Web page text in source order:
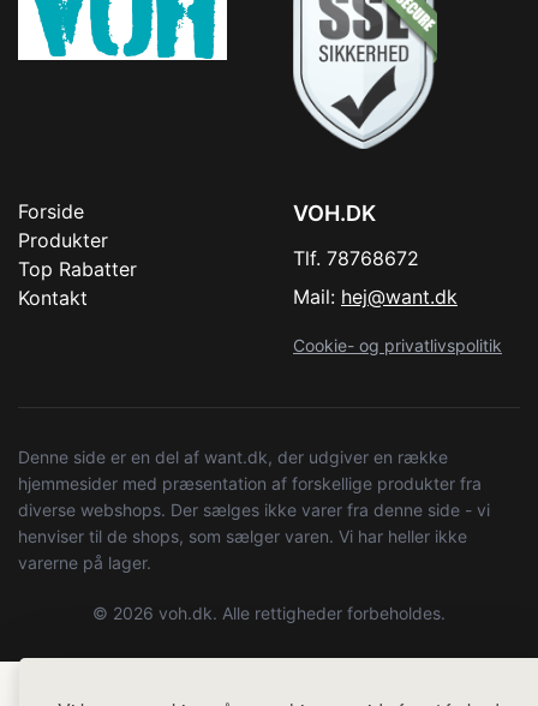
Forside
Produkter
Top Rabatter
Kontakt
VOH.DK
Tlf. 78768672
Mail: hej@want.dk
Cookie- og privatlivspolitik
Denne side er en del af want.dk, der udgiver en række
hjemmesider med præsentation af forskellige produkter fra
diverse webshops. Der sælges ikke varer fra denne side - vi
henviser til de shops, som sælger varen. Vi har heller ikke
varerne på lager.
© 2026 voh.dk. Alle rettigheder forbeholdes.